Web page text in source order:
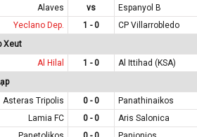
Alaves vs Espanyol B
Yeclano Dep. 1 - 0 CP Villarrobledo
Xeut
Al Hilal 1 - 0
Al Ittihad (KSA)
Asteras Tripolis 0 - 0
Panathinaikos
Lamia FC 0 - 0
Aris Salonica